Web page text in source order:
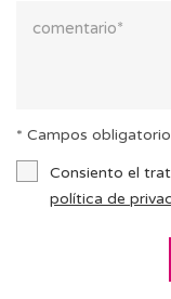
* Campos
Consiento el
política de